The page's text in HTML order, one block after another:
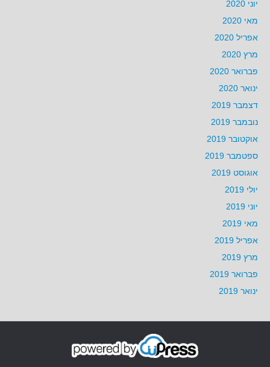
יוני 2020
מאי 2020
אפריל 2020
מרץ 2020
פברואר 2020
ינואר 2020
דצמבר 2019
נובמבר 2019
אוקטובר 2019
ספטמבר 2019
אוגוסט 2019
יולי 2019
יוני 2019
מאי 2019
אפריל 2019
מרץ 2019
פברואר 2019
ינואר 2019